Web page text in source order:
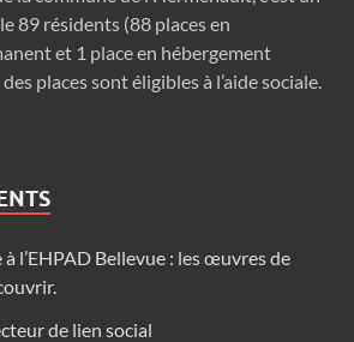
89 résidents (88 places en
et 1 place en hébergement
places sont éligibles à l’aide sociale.
à l’EHPAD Bellevue : les œuvres de
de lien social